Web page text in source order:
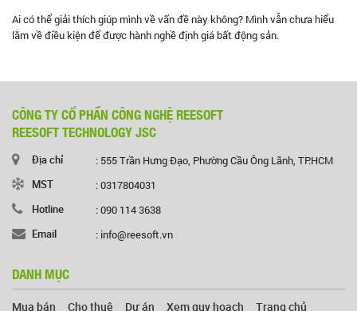
Ai có thể giải thích giúp mình về vấn đề này không? Mình vẫn chưa hiểu
lắm về điều kiện để được hành nghề định giá bất động sản.
CÔNG TY CỔ PHẦN CÔNG NGHỆ REESOFT
REESOFT TECHNOLOGY JSC
Địa chỉ
: 555 Trần Hưng Đạo, Phường Cầu Ông Lãnh, TP.HCM
MST
: 0317804031
Hotline
: 090 114 3638
Email
: info@reesoft.vn
DANH MỤC
Mua bán Cho thuê Dự án Xem quy hoạch Trang chủ